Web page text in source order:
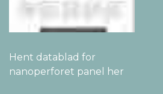
Hent datablad for
nanoperforet panel her